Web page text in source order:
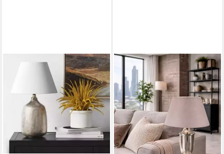
AMBIENTE-LEBENSART.DE
Lampenschirm
Lampenschirm-Leinen Textil
Weiss Hell rund-konische
Form Ø 30cm
25,95 €
UVP
-13%
AMBIENTE-LEBENSART.DE
Lampenschirm Design-Taupe
Hell Leinen Optik rund-
konische Form Ø 30cm
29,95 €
lieferbar - in 2-3 Werktagen bei dir